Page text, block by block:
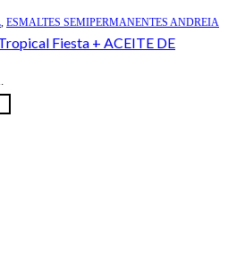
, ESMALTES SEMIPERMANENTES ANDREIA
Fiesta + ACEITE DE